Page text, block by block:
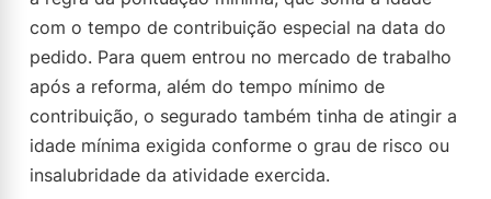
com o tempo de contribuição especial na data do
pedido. Para quem entrou no mercado de trabalho
após a reforma, além do tempo mínimo de
contribuição, o segurado também tinha de atingir a
idade mínima exigida conforme o grau de risco ou
insalubridade da atividade exercida.